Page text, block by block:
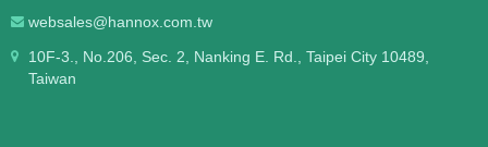
websales@hannox.com.tw
10F-3., No.206, Sec. 2, Nanking E. Rd., Taipei City 10489,
Taiwan